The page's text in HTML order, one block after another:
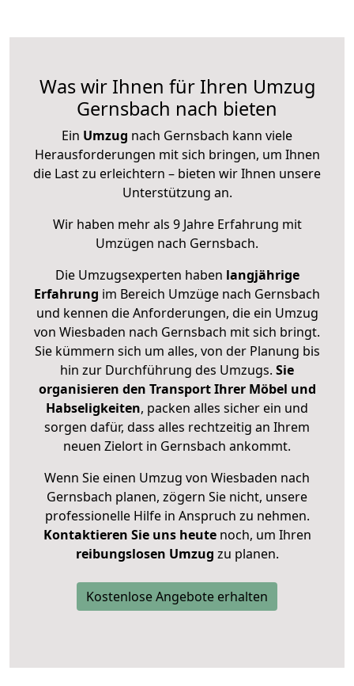
Was wir Ihnen für Ihren Umzug
Gernsbach nach bieten
Ein Umzug nach Gernsbach kann viele
Herausforderungen mit sich bringen, um Ihnen
die Last zu erleichtern – bieten wir Ihnen unsere
Unterstützung an.
Wir haben mehr als 9 Jahre Erfahrung mit
Umzügen nach Gernsbach.
Die Umzugsexperten haben langjährige
Erfahrung im Bereich Umzüge nach Gernsbach
und kennen die Anforderungen, die ein Umzug
von Wiesbaden nach Gernsbach mit sich bringt.
Sie kümmern sich um alles, von der Planung bis
hin zur Durchführung des Umzugs. Sie
organisieren den Transport Ihrer Möbel und
Habseligkeiten, packen alles sicher ein und
sorgen dafür, dass alles rechtzeitig an Ihrem
neuen Zielort in Gernsbach ankommt.
Wenn Sie einen Umzug von Wiesbaden nach
Gernsbach planen, zögern Sie nicht, unsere
professionelle Hilfe in Anspruch zu nehmen.
Kontaktieren Sie uns heutenoch, um Ihren
reibungslosen Umzug zu planen.
Kostenlose Angebote erhalten